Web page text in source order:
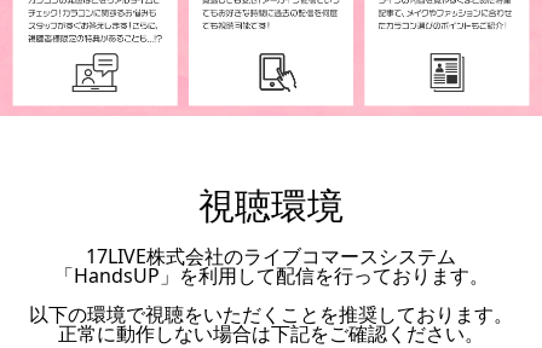
視聴環境
17LIVE株式会社のライブコマースシステム
「HandsUP」を利用して配信を行っております。
以下の環境で視聴をいただくことを推奨しております。
正常に動作しない場合は下記をご確認ください。